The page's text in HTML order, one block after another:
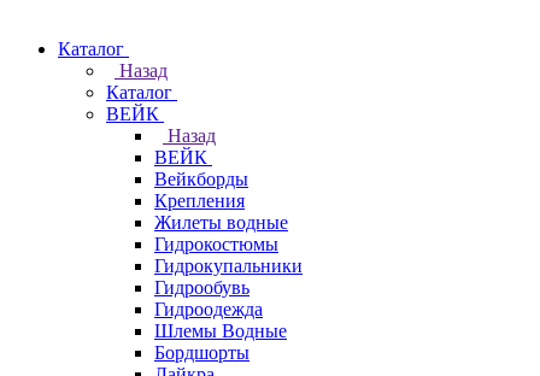
Каталог
Назад
Каталог
ВЕЙК
Назад
ВЕЙК
Вейкборды
Крепления
Жилеты водные
Гидрокостюмы
Гидрокупальники
Гидрообувь
Гидроодежда
Шлемы Водные
Бордшорты